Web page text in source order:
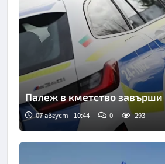
Снимка: БТА
Палеж в кметство
07 август | 10:44 0 293